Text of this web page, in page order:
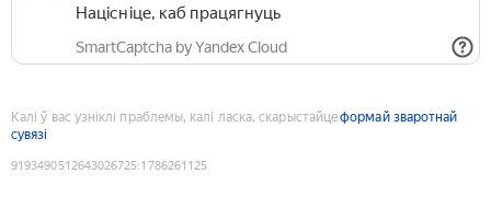
Націсніце, каб працягнуць
SmartCaptcha by Yandex Cloud
Калі ў вас узніклі праблемы, калі ласка, скарыстайцеформай зваротнай
сувязі
9193490512643026725:1786261125